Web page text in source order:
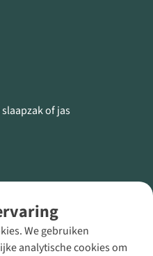
We gebruiken
analytische cookies om
of jas